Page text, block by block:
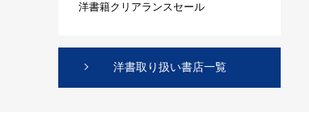
洋書籍クリアランスセール
洋書取り扱い書店一覧